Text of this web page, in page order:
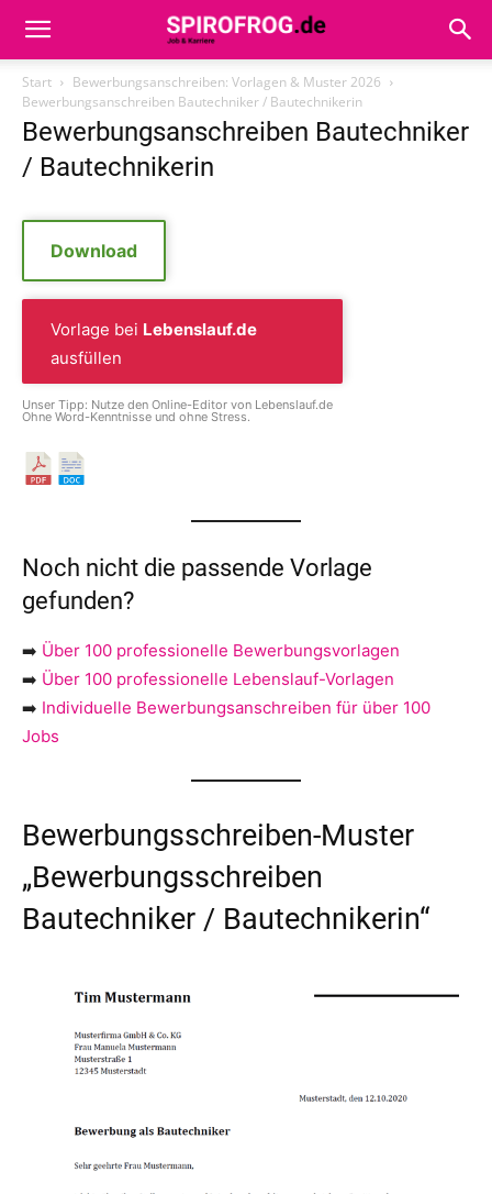
Start
Bewerbungsanschreiben: Vorlagen & Muster 2026
Bewerbungsanschreiben Bautechniker / Bautechnikerin
Bewerbungsanschreiben Bautechniker
/ Bautechnikerin
Download
Vorlage bei Lebenslauf.de
ausfüllen
Unser Tipp: Nutze den Online-Editor von Lebenslauf.de
Ohne Word-Kenntnisse und ohne Stress.
Noch nicht die passende Vorlage
gefunden?
➡️ Über 100 professionelle Bewerbungsvorlagen
➡️ Über 100 professionelle Lebenslauf-Vorlagen
➡️ Individuelle Bewerbungsanschreiben für über 100
Jobs
Bewerbungsschreiben-Muster
„Bewerbungsschreiben
Bautechniker / Bautechnikerin“